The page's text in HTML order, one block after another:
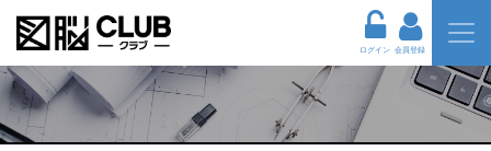
ログイン 会員登録